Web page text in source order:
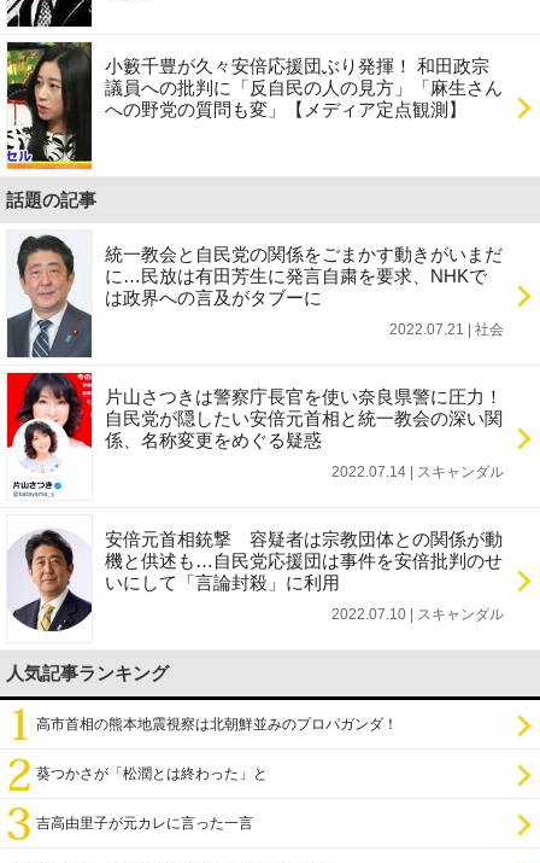
小籔千豊が久々安倍応援団ぶり発揮！ 和田政宗
議員への批判に「反自民の人の見方」「麻生さん
への野党の質問も変」【メディア定点観測】
話題の記事
統一教会と自民党の関係をごまかす動きがいまだ
に…民放は有田芳生に発言自粛を要求、NHKで
は政界への言及がタブーに
2022.07.21 | 社会
片山さつきは警察庁長官を使い奈良県警に圧力！
自民党が隠したい安倍元首相と統一教会の深い関
係、名称変更をめぐる疑惑
2022.07.14 | スキャンダル
安倍元首相銃撃 容疑者は宗教団体との関係が動
機と供述も…自民党応援団は事件を安倍批判のせ
いにして「言論封殺」に利用
2022.07.10 | スキャンダル
人気記事ランキング
高市首相の熊本地震視察は北朝鮮並みのプロパガンダ！
葵つかさが「松潤とは終わった」と
吉高由里子が元カレに言った一言